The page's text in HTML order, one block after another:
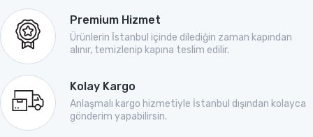
Premium Hizmet
Ürünlerin İstanbul içinde dilediğin zaman kapından
alınır, temizlenip kapına teslim edilir.
Kolay Kargo
Anlaşmalı kargo hizmetiyle İstanbul dışından kolayca
gönderim yapabilirsin.